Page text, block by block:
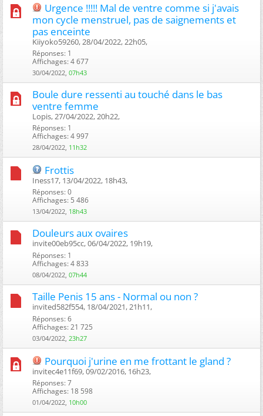
Urgence !!!!! Mal de ventre comme si j'avais
mon cycle menstruel, pas de saignements et
pas enceinte
Kiiyoko59260, 28/04/2022, 22h05, ‎
Réponses: 1
Affichages: 4 677
30/04/2022, 07h43
Boule dure ressenti au touché dans le bas
ventre femme
Lopis, 27/04/2022, 20h22, ‎
Réponses: 1
Affichages: 4 997
28/04/2022, 11h32
Frottis
Iness17, 13/04/2022, 18h43, ‎
Réponses: 0
Affichages: 5 486
13/04/2022, 18h43
Douleurs aux ovaires
invite00eb95cc, 06/04/2022, 19h19, ‎
Réponses: 1
Affichages: 4 833
08/04/2022, 07h44
Taille Penis 15 ans - Normal ou non ?
invited582f554, 18/04/2021, 21h11, ‎
Réponses: 6
Affichages: 21 725
03/04/2022, 23h27
Pourquoi j'urine en me frottant le gland ?
invitec4e11f69, 09/02/2016, 16h23, ‎
Réponses: 7
Affichages: 18 598
01/04/2022, 10h00